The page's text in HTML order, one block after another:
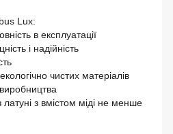
Lux:
в експлуатації
і надійність
чистих матеріалів
виробництва
з вмістом міді не менше